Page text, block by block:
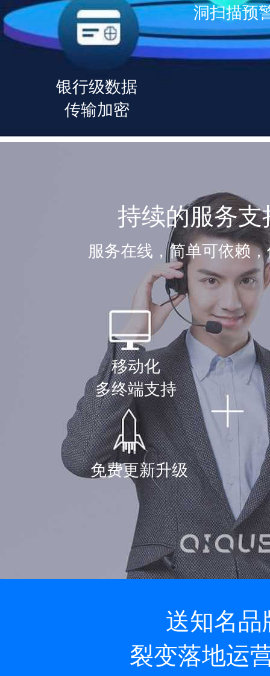
银行级数据
传输加密
洞扫描预
持续的服务支
服务在线，简单可依赖
移动化
多终端支持
免费更新升级
送知名品
裂变落地运